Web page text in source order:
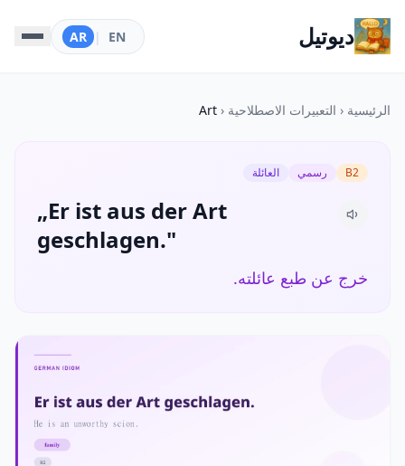
ديوتيل EN
|
AR
الرئيسية ‹ التعبيرات الاصطلاحية ‹
Art
B2 رسمي العائلة
„Er ist aus der Art
geschlagen."
خرج عن طبع عائلته.